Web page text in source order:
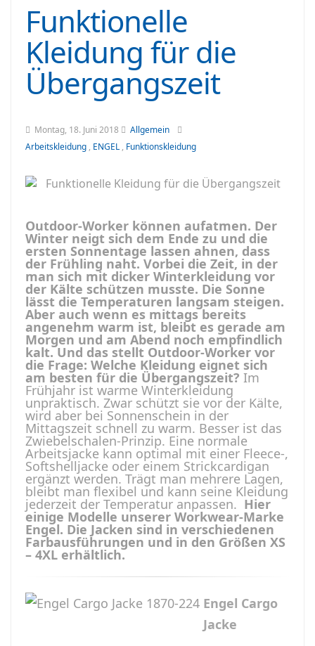
Funktionelle
Kleidung für die
Übergangszeit
Montag, 18. Juni 2018
Allgemein
Arbeitskleidung , ENGEL , Funktionskleidung
Outdoor-Worker können aufatmen. Der
Winter neigt sich dem Ende zu und die
ersten Sonnentage lassen ahnen, dass
der Frühling naht. Vorbei die Zeit, in der
man sich mit dicker Winterkleidung vor
der Kälte schützen musste. Die Sonne
lässt die Temperaturen langsam steigen.
Aber auch wenn es mittags bereits
angenehm warm ist, bleibt es gerade am
Morgen und am Abend noch empfindlich
kalt. Und das stellt Outdoor-Worker vor
die Frage: Welche Kleidung eignet sich
am besten für die Übergangszeit? Im
Frühjahr ist warme Winterkleidung
unpraktisch. Zwar schützt sie vor der Kälte,
wird aber bei Sonnenschein in der
Mittagszeit schnell zu warm. Besser ist das
Zwiebelschalen-Prinzip. Eine normale
Arbeitsjacke kann optimal mit einer Fleece-,
Softshelljacke oder einem Strickcardigan
ergänzt werden. Trägt man mehrere Lagen,
bleibt man flexibel und kann seine Kleidung
jederzeit der Temperatur anpassen. Hier
einige Modelle unserer Workwear-Marke
Engel. Die Jacken sind in verschiedenen
Farbausführungen und in den Größen XS
– 4XL erhältlich.
Engel Cargo
Jacke